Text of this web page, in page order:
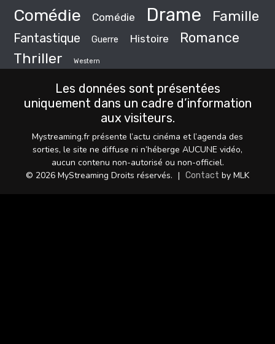
Comédie Comédie Drame Famille
Fantastique Guerre Histoire Romance
Thriller Western
Les données sont présentées
uniquement dans un cadre d’information
aux visiteurs.
Mystreaming.fr présente l’actu cinéma et l’agenda des
sorties, le site ne diffuse ni n’héberge AUCUNE vidéo,
aucun contenu non-autorisé ou non-officiel.
© 2026 MyStreaming Droits réservés. | Contact by MLK